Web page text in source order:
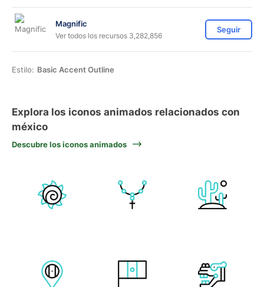
Magnific
Ver todos los recursos 3,282,856
Seguir
Estilo: Basic Accent Outline
Explora los iconos animados relacionados con
méxico
Descubre los iconos animados